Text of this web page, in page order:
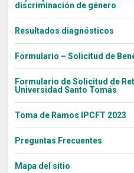
discriminación de género
Resultados diagnósticos
Formulario – Solicitud de
Formulario de Solicitud de
Universidad Santo Tomás
Toma de Ramos IPCFT 2023
Preguntas Frecuentes
Mapa del sitio